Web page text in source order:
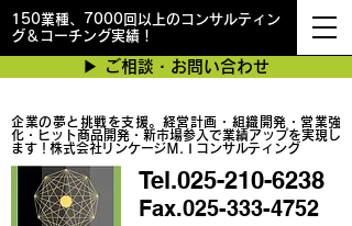
150業種、7000回以上のコンサルティン
グ＆コーチング実績！
企業の夢と挑戦を支援。経営計画・組織開発・営業強
化・ヒット商品開発・新市場参入で業績アップを実現し
ます！株式会社リンケージＭ.Ｉコンサルティング
▶︎ ご相談・お問い合わせ
Tel.025-210-6238
Fax.025-333-4752